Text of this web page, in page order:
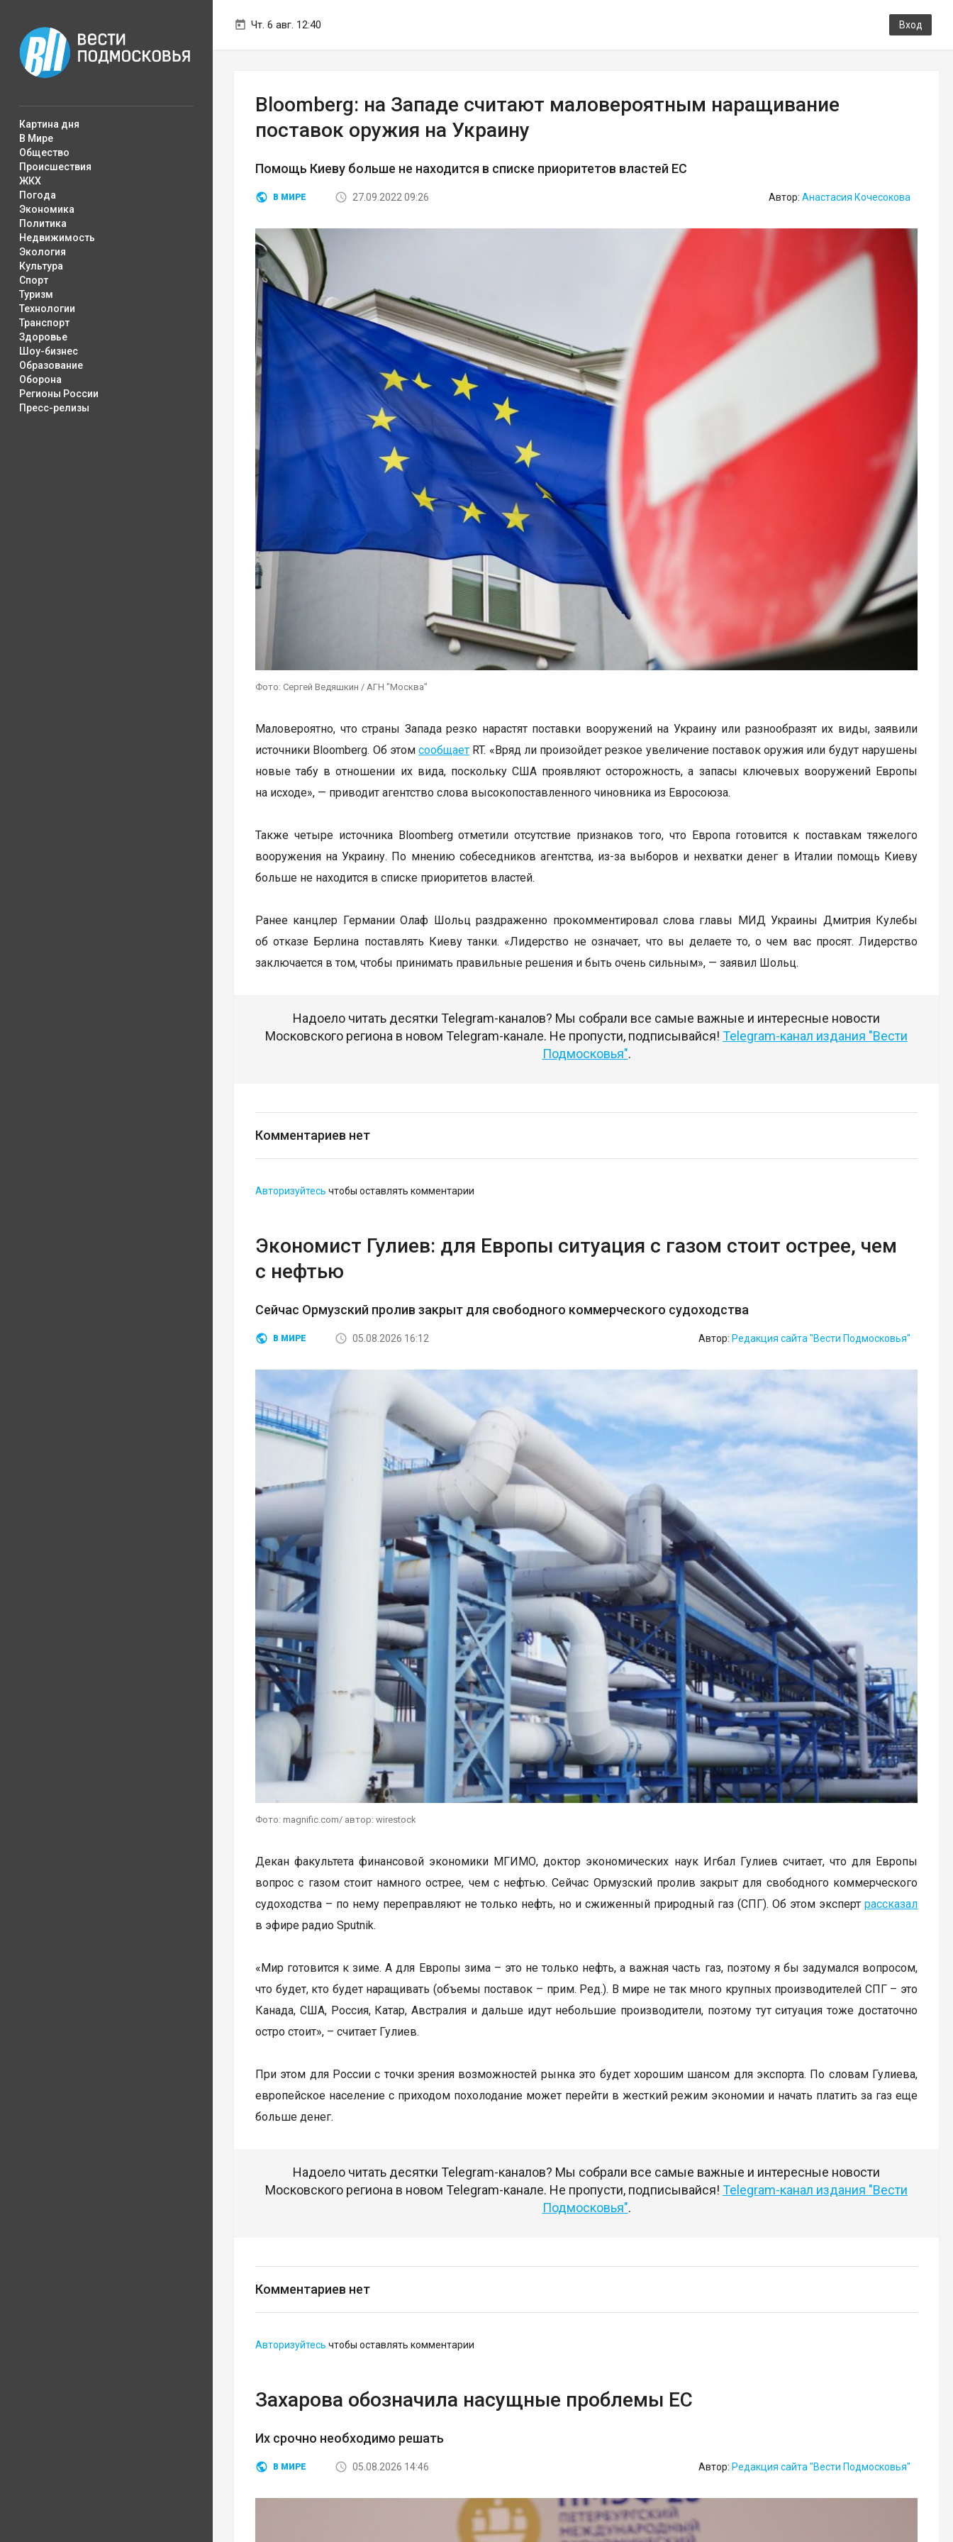
Чт. 6 авг. 12:40 Вход
Картина дня
В Мире
Общество
Происшествия
ЖКХ
Погода
Экономика
Политика
Недвижимость
Экология
Культура
Спорт
Туризм
Технологии
Транспорт
Здоровье
Шоу-бизнес
Образование
Оборона
Регионы России
Пресс-релизы
Bloomberg: на Западе считают маловероятным наращивание
поставок оружия на Украину
Помощь Киеву больше не находится в списке приоритетов властей ЕС
В МИРЕ 27.09.2022 09:26 Автор: Анастасия Кочесокова
Фото: Сергей Ведяшкин / АГН "Москва"
Маловероятно, что страны Запада резко нарастят поставки вооружений на Украину или разнообразят их виды, заявили
источники Bloomberg. Об этомсообщает RT. «Вряд ли произойдет резкое увеличение поставок оружия или будут нарушены
новые табу в отношении их вида, поскольку США проявляют осторожность, а запасы ключевых вооружений Европы
на исходе», — приводит агентство слова высокопоставленного чиновника из Евросоюза.
Также четыре источника Bloomberg отметили отсутствие признаков того, что Европа готовится к поставкам тяжелого
вооружения на Украину. По мнению собеседников агентства, из-за выборов и нехватки денег в Италии помощь Киеву
больше не находится в списке приоритетов властей.
Ранее канцлер Германии Олаф Шольц раздраженно прокомментировал слова главы МИД Украины Дмитрия Кулебы
об отказе Берлина поставлять Киеву танки. «Лидерство не означает, что вы делаете то, о чем вас просят. Лидерство
заключается в том, чтобы принимать правильные решения и быть очень сильным», — заявил Шольц.
Надоело читать десятки Telegram-каналов? Мы собрали все самые важные и интересные новости
Московского региона в новом Telegram-канале. Не пропусти, подписывайся! Telegram-канал издания "Вести
Подмосковья".
Комментариев нет
Авторизуйтесь чтобы оставлять комментарии
Экономист Гулиев: для Европы ситуация с газом стоит острее, чем
с нефтью
Сейчас Ормузский пролив закрыт для свободного коммерческого судоходства
В МИРЕ 05.08.2026 16:12 Автор: Редакция сайта "Вести Подмосковья"
Фото: magnific.com/ автор: wirestock
Декан факультета финансовой экономики МГИМО, доктор экономических наук Игбал Гулиев считает, что для Европы
вопрос с газом стоит намного острее, чем с нефтью. Сейчас Ормузский пролив закрыт для свободного коммерческого
судоходства – по нему переправляют не только нефть, но и сжиженный природный газ (СПГ). Об этом эксперт рассказал
в эфире радио Sputnik.
«Мир готовится к зиме. А для Европы зима – это не только нефть, а важная часть газ, поэтому я бы задумался вопросом,
что будет, кто будет наращивать (объемы поставок – прим. Ред.). В мире не так много крупных производителей СПГ – это
Канада, США, Россия, Катар, Австралия и дальше идут небольшие производители, поэтому тут ситуация тоже достаточно
остро стоит», – считает Гулиев.
При этом для России с точки зрения возможностей рынка это будет хорошим шансом для экспорта. По словам Гулиева,
европейское население с приходом похолодание может перейти в жесткий режим экономии и начать платить за газ еще
больше денег.
Надоело читать десятки Telegram-каналов? Мы собрали все самые важные и интересные новости
Московского региона в новом Telegram-канале. Не пропусти, подписывайся! Telegram-канал издания "Вести
Подмосковья".
Комментариев нет
Авторизуйтесь чтобы оставлять комментарии
Захарова обозначила насущные проблемы ЕС
Их срочно необходимо решать
В МИРЕ 05.08.2026 14:46 Автор: Редакция сайта "Вести Подмосковья"